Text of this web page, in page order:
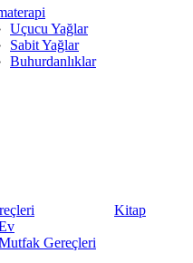
Uçucu Yağlar
Sabit Yağlar
Buhurdanlıklar
Gereçleri
Kitap